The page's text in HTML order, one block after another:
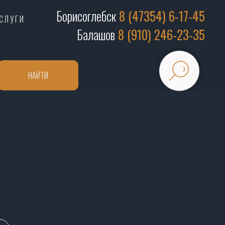
Борисоглебск8 (47354) 6-17-45
Балашов 8 (910) 246-23-35
НАЙТИ